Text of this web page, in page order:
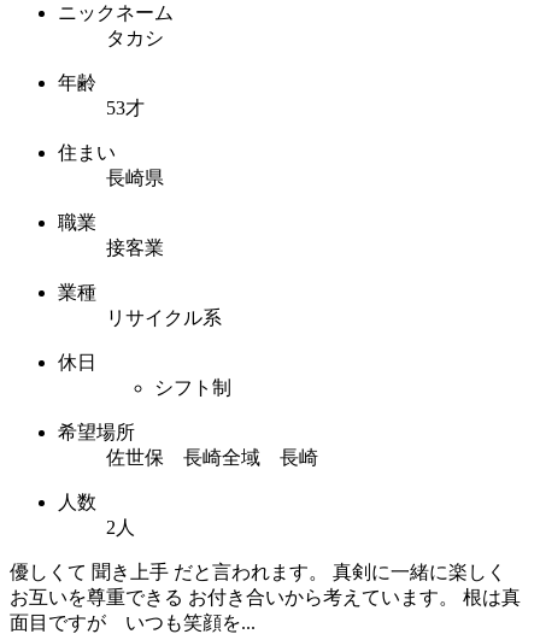
ニックネーム
タカシ
年齢
53才
住まい
長崎県
職業
接客業
業種
リサイクル系
休日
シフト制
希望場所
佐世保 長崎全域 長崎
人数
2人
優しくて 聞き上手 だと言われます。 真剣に一緒に楽しく
お互いを尊重できる お付き合いから考えています。 根は真
面目ですが いつも笑顔を...